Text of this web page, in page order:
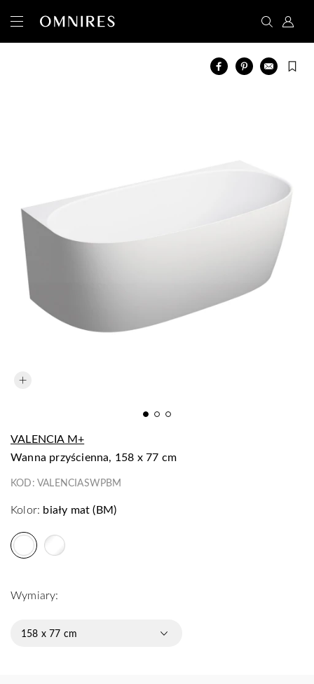
VALENCIA M+
wanna przyścienna, 158 x 77 cm
KOD: VALENCIASWPBM
Kolor: biały mat (BM)
Wymiary:
158 x 77 cm